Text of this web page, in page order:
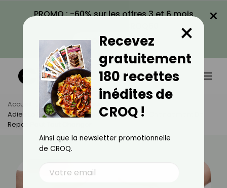
PROMO : -60% sur les offres 3 et 6 mois
VOIR LA PROMO
×
Accueil Actus
Minceur
Adieu Le Petit Ventre : Comment Un Simple Changement De
Repas Peut Tout Changer
Recevez
gratuitement
180 recettes
inédites de
CROQ !
×
Ainsi que la newsletter promotionnelle
de CROQ.